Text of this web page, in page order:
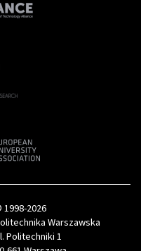
2026
Warszawska
Politechniki 1